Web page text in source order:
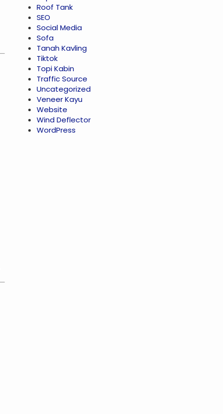
Roof Tank
SEO
Social Media
Sofa
Tanah Kavling
Tiktok
Topi Kabin
Traffic Source
Uncategorized
Veneer Kayu
Website
Wind Deflector
WordPress